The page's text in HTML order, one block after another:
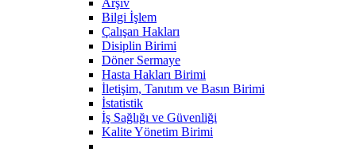
Bilgi İşlem
Çalışan Hakları
Disiplin Birimi
Döner Sermaye
Hasta Hakları Birimi
İletişim, Tanıtım ve Basın Birimi
İstatistik
İş Sağlığı ve Güvenliği
Kalite Yönetim Birimi